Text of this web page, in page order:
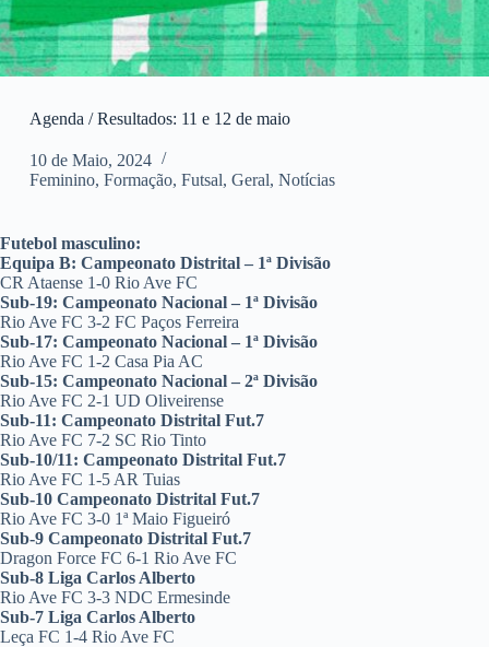
Agenda / Resultados: 11 e 12 de maio
10 de Maio, 2024
Feminino, Formação, Futsal, Geral, Notícias
Futebol masculino:
Equipa B: Campeonato Distrital – 1ª Divisão
CR Ataense 1-0 Rio Ave FC
Sub-19: Campeonato Nacional – 1ª Divisão
Rio Ave FC 3-2 FC Paços Ferreira
Sub-17: Campeonato Nacional – 1ª Divisão
Rio Ave FC 1-2 Casa Pia AC
Sub-15: Campeonato Nacional – 2ª Divisão
Rio Ave FC 2-1 UD Oliveirense
Sub-11: Campeonato Distrital Fut.7
Rio Ave FC 7-2 SC Rio Tinto
Sub-10/11: Campeonato Distrital Fut.7
Rio Ave FC 1-5 AR Tuias
Sub-10 Campeonato Distrital Fut.7
Rio Ave FC 3-0 1ª Maio Figueiró
Sub-9 Campeonato Distrital Fut.7
Dragon Force FC 6-1 Rio Ave FC
Sub-8 Liga Carlos Alberto
Rio Ave FC 3-3 NDC Ermesinde
Sub-7 Liga Carlos Alberto
Leça FC 1-4 Rio Ave FC